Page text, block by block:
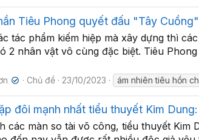
Tiêu Phong quyết đấu "Tây
tác phẩm kiếm hiệp mà xây dựng thì
2 nhân vật vô cùng đặc biệt. Tiêu
✔ Chủ đề 23/10/2023 ám nhiên tiêu hồn
đôi mạnh nhất tiểu thuyết Kim
các màn so tài võ công, tiểu thuyết